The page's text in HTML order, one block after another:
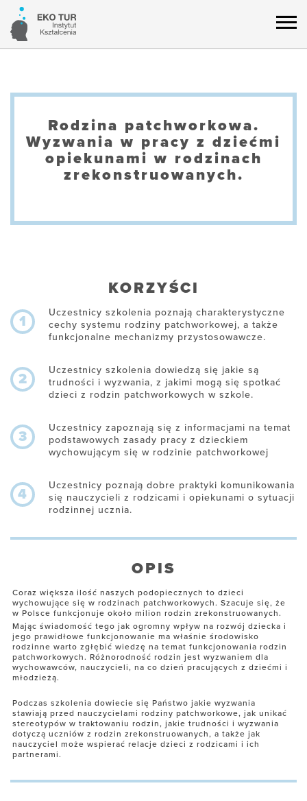
Rodzina patchworkowa.
Wyzwania w pracy z dziećmi
opiekunami w rodzinach
zrekonstruowanych.
KORZYŚCI
1
Uczestnicy szkolenia poznają charakterystyczne
cechy systemu rodziny patchworkowej, a także
funkcjonalne mechanizmy przystosowawcze.
2
Uczestnicy szkolenia dowiedzą się jakie są
trudności i wyzwania, z jakimi mogą się spotkać
dzieci z rodzin patchworkowych w szkole.
3
Uczestnicy zapoznają się z informacjami na temat
podstawowych zasady pracy z dzieckiem
wychowującym się w rodzinie patchworkowej
4
Uczestnicy poznają dobre praktyki komunikowania
się nauczycieli z rodzicami i opiekunami o sytuacji
rodzinnej ucznia.
OPIS
Coraz większa ilość naszych podopiecznych to dzieci
wychowujące się w rodzinach patchworkowych. Szacuje się, że
w Polsce funkcjonuje około milion rodzin zrekonstruowanych.
Mając świadomość tego jak ogromny wpływ na rozwój dziecka i
jego prawidłowe funkcjonowanie ma właśnie środowisko
rodzinne warto zgłębić wiedzę na temat funkcjonowania rodzin
patchworkowych. Różnorodność rodzin jest wyzwaniem dla
wychowawców, nauczycieli, na co dzień pracujących z dziećmi i
młodzieżą.
Podczas szkolenia dowiecie się Państwo jakie wyzwania
stawiają przed nauczycielami rodziny patchworkowe, jak unikać
stereotypów w traktowaniu rodzin, jakie trudności i wyzwania
dotyczą uczniów z rodzin zrekonstruowanych, a także jak
nauczyciel może wspierać relacje dzieci z rodzicami i ich
partnerami.